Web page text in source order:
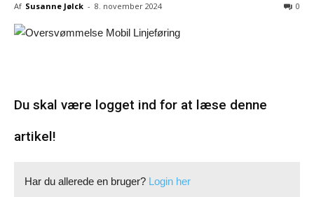
Af Susanne Jølck - 8. november 2024 0
Du skal være logget ind for at læse denne
artikel!
Har du allerede en bruger? Login her